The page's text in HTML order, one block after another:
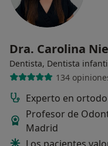
Dra. Carolina
Dentista, Dentista
134
Experto en
Profesor de
Madrid